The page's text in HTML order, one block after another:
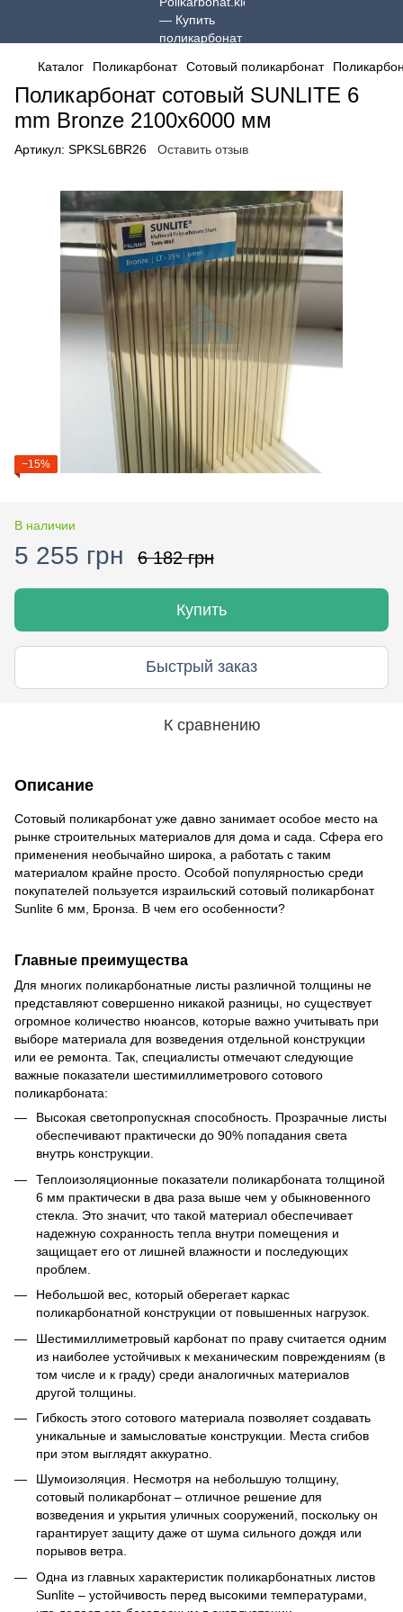
Каталог Поликарбонат Сотовый поликарбонат
Поликарбонат сотовый SUNLITE 6
mm Bronze 2100x6000 мм
Артикул: SPKSL6BR26 Оставить отзыв
−15%
В наличии
5 255 грн 6 182 грн
Купить
Быстрый заказ
К сравнению
Описание
Сотовый поликарбонат уже давно занимает особое место на
рынке строительных материалов для дома и сада. Сфера его
применения необычайно широка, а работать с таким
материалом крайне просто. Особой популярностью среди
покупателей пользуется израильский сотовый поликарбонат
Sunlite 6 мм, Бронза. В чем его особенности?
Главные преимущества
Для многих поликарбонатные листы различной толщины не
представляют совершенно никакой разницы, но существует
огромное количество нюансов, которые важно учитывать при
выборе материала для возведения отдельной конструкции
или ее ремонта. Так, специалисты отмечают следующие
важные показатели шестимиллиметрового сотового
поликарбоната:
Высокая светопропускная способность. Прозрачные листы
обеспечивают практически до 90% попадания света
внутрь конструкции.
Теплоизоляционные показатели поликарбоната толщиной
6 мм практически в два раза выше чем у обыкновенного
стекла. Это значит, что такой материал обеспечивает
надежную сохранность тепла внутри помещения и
защищает его от лишней влажности и последующих
проблем.
Небольшой вес, который оберегает каркас
поликарбонатной конструкции от повышенных нагрузок.
Шестимиллиметровый карбонат по праву считается одним
из наиболее устойчивых к механическим повреждениям (в
том числе и к граду) среди аналогичных материалов
другой толщины.
Гибкость этого сотового материала позволяет создавать
уникальные и замысловатые конструкции. Места сгибов
при этом выглядят аккуратно.
Шумоизоляция. Несмотря на небольшую толщину,
сотовый поликарбонат – отличное решение для
возведения и укрытия уличных сооружений, поскольку он
гарантирует защиту даже от шума сильного дождя или
порывов ветра.
Одна из главных характеристик поликарбонатных листов
Sunlite – устойчивость перед высокими температурами,